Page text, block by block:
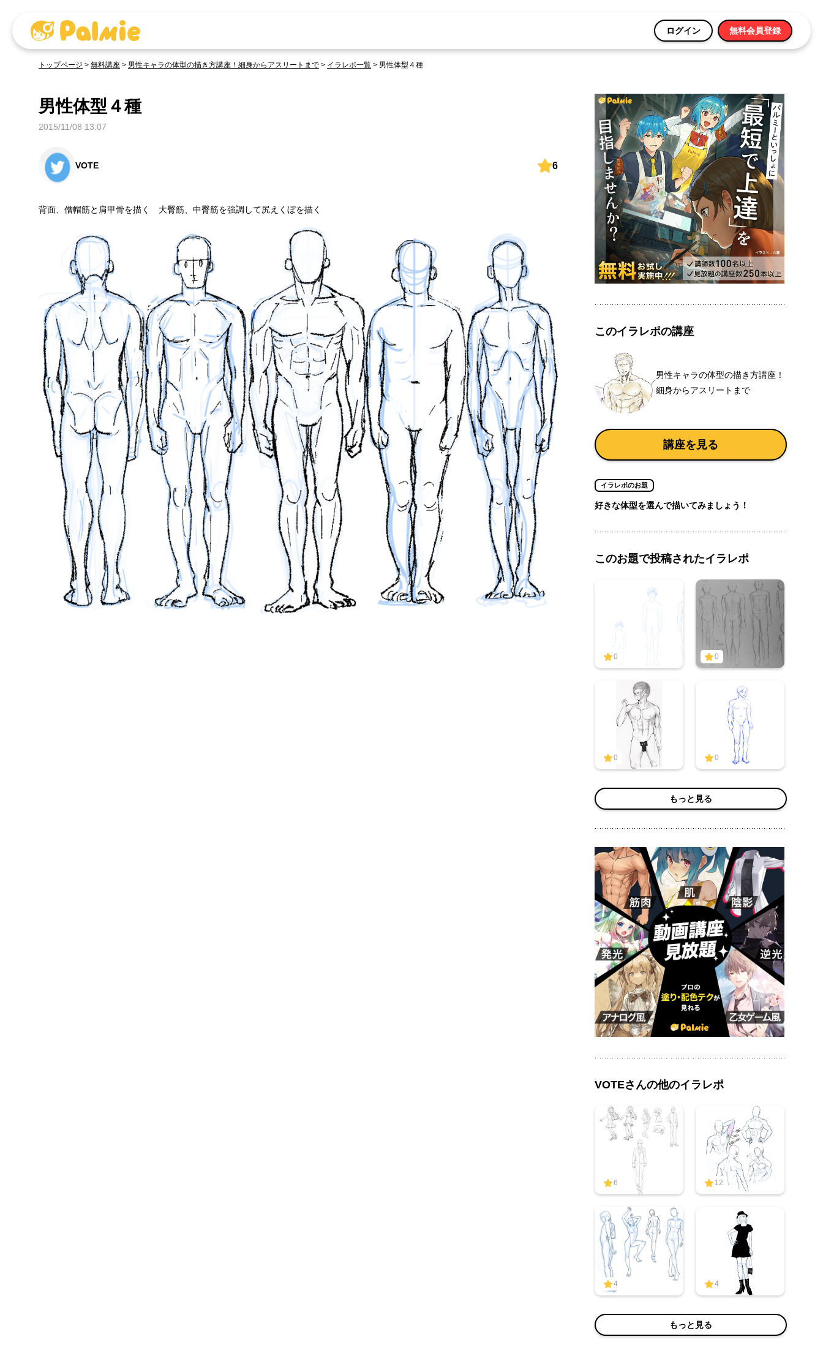
ログイン 無料会員登録
トップページ > 無料講座 > 男性キャラの体型の描き方講座！細身からアスリートまで > イラレポ一覧 > 男性体型４種
男性体型４種
2015/11/08 13:07
VOTE 6
背面、僧帽筋と肩甲骨を描く 大臀筋、中臀筋を強調して尻えくぼを描く
このイラレポの講座
男性キャラの体型の描き方講座！
細身からアスリートまで
講座を見る
イラレポのお題
好きな体型を選んで描いてみましょう！
このお題で投稿されたイラレポ
0 0
0 0
もっと見る
VOTEさんの他のイラレポ
6 12
4 4
もっと見る